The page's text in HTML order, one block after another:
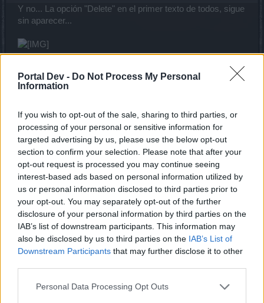
Portal Dev - Do Not Process My Personal
Information
If you wish to opt-out of the sale, sharing to third parties, or
processing of your personal or sensitive information for
targeted advertising by us, please use the below opt-out
section to confirm your selection. Please note that after your
opt-out request is processed you may continue seeing
interest-based ads based on personal information utilized by
us or personal information disclosed to third parties prior to
your opt-out. You may separately opt-out of the further
disclosure of your personal information by third parties on the
IAB’s list of downstream participants. This information may
also be disclosed by us to third parties on the IAB’s List of
Downstream Participants that may further disclose it to other
Personal Data Processing Opt Outs
Y no... La opción "Delete" en el primer texto de todos, sigue
sin aparecer...
Team Drakensang Online
Hola de nuevo,
Gracias, lo comentaré a ver si esto ha de ser así o hay
algo que falla. La verdad no tiene mucha lógica que no
puedas eliminar una publicación que hayas creado tu
mismo, pero bueno a ver que dicen.
Saludos cordiales.
Mar 26, 2020
Board Administrator